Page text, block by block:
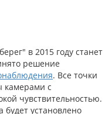
в 2015 году станет
решение
. Все точки
камерами с
чувствительностью.
будет установлено